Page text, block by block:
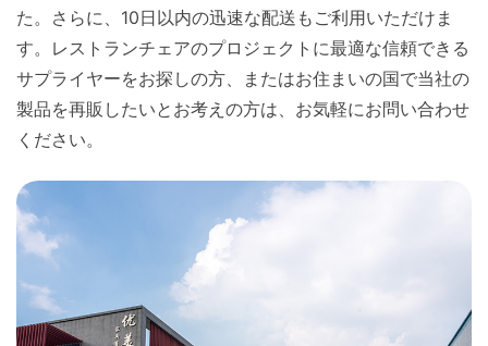
た。さらに、10日以内の迅速な配送もご利用いただけま
す。レストランチェアのプロジェクトに最適な信頼できる
サプライヤーをお探しの方、またはお住まいの国で当社の
製品を再販したいとお考えの方は、お気軽にお問い合わせ
ください。